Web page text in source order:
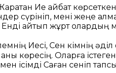
Жаратқан Ие айбат
сүрініп, мені жеңе
Енді қайтып жұрт
Иесі, Сен кімнің
көресің. Оларға
ісімді Саған сеніп